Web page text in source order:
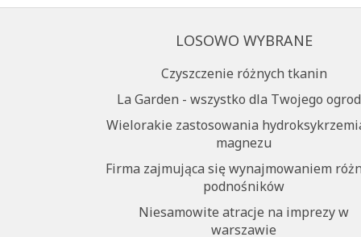
LOSOWO WYBRANE
Czyszczenie różnych tkanin
La Garden - wszystko dla Twojego
Wielorakie zastosowania
magnezu
Firma zajmująca się wynajmowaniem
podnośników
Niesamowite atracje na imprezy w
warszawie